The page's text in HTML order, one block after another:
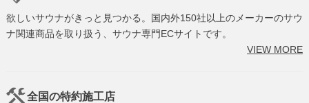
欲しいサウナがきっと見つかる。国内外150社以上のメーカーのサウ
ナ関連商品を取り扱う、サウナ専門ECサイトです。
VIEW MORE
全国の特約施工店